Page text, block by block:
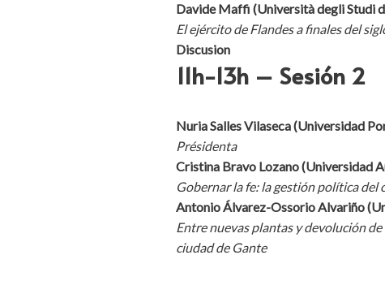
Davide Maffi (Università degli Studi
El ejército de Flandes a finales del
Discusion
11h-13h – Sesión 2
Nuria Salles Vilaseca (Universidad
Présidenta
Cristina Bravo Lozano (Universidad
Gobernar la fe: la gestión política del
Antonio Álvarez-Ossorio Alvariño
Entre nuevas plantas y devolución
ciudad de Gante